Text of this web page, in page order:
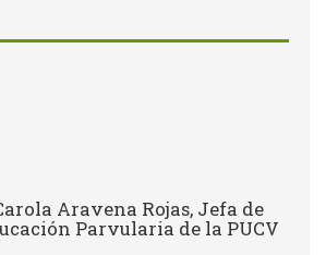
Aravena Rojas, Jefa de
Parvularia de la PUCV